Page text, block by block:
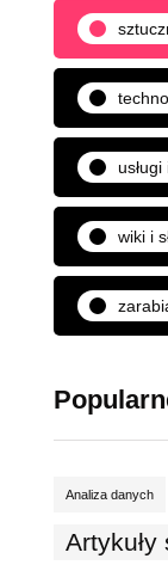
usługi
wiki i
Analiza danych